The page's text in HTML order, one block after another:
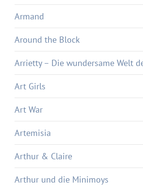
Armand
Around the Block
Arrietty – Die wundersame Welt
Art Girls
Art War
Artemisia
Arthur & Claire
Arthur und die Minimoys